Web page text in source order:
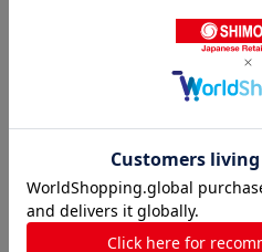
商品名
青山 リボン ディア
リー 0356 24×33 #
19 1巻（ご注文単位1
巻）【直送品】